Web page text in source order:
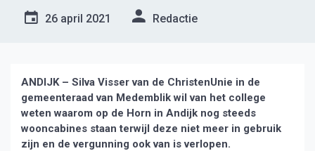
26 april 2021 Redactie
ANDIJK – Silva Visser van de ChristenUnie in de
gemeenteraad van Medemblik wil van het college
weten waarom op de Horn in Andijk nog steeds
wooncabines staan terwijl deze niet meer in gebruik
zijn en de vergunning ook van is verlopen.